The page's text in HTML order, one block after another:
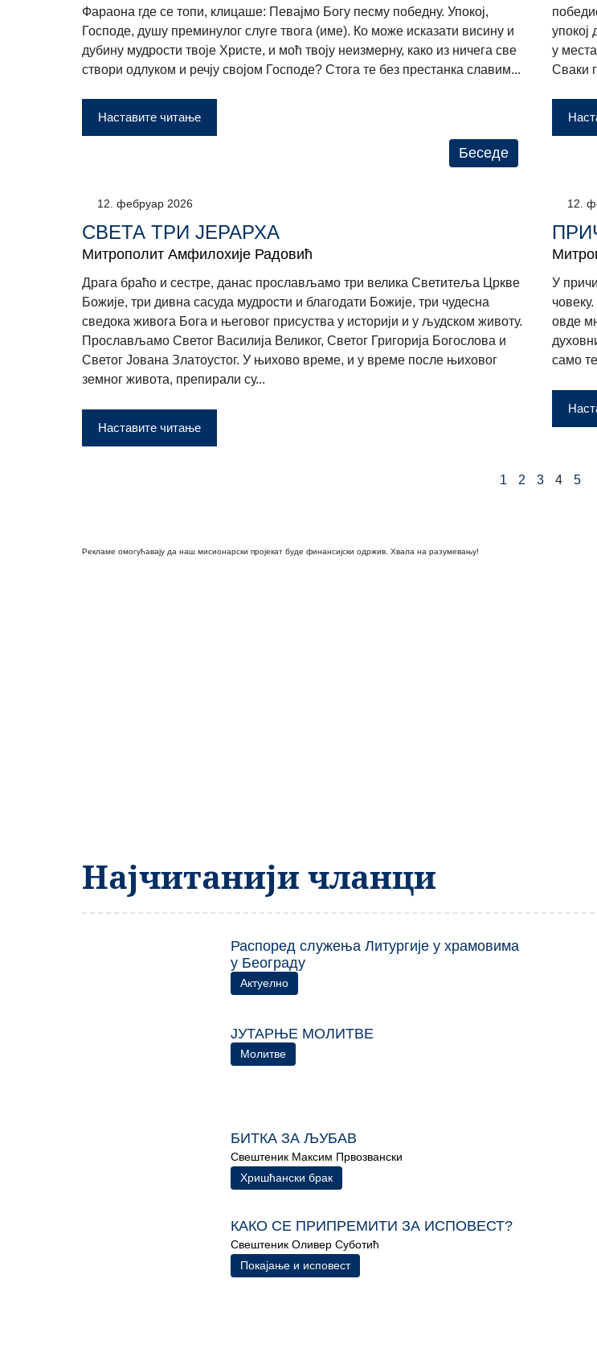
Фараона где се топи, клицаше: Певајмо Богу песму победну. Упокој,
Господе, душу преминулог слуге твога (име). Ко може исказати висину и
дубину мудрости твоје Христе, и моћ твоју неизмерну, како из ничега све
створи одлуком и речју својом Господе? Стога те без престанка славим...
Наставите читање
упокој
у
Сваки
Беседе
12. фебруар 2026
СВЕТА ТРИ ЈЕРАРХА
Митрополит Амфилохије Радовић
Драга браћо и сестре, данас прослављамо три велика Светитеља Цркве
Божије, три дивна сасуда мудрости и благодати Божије, три чудесна
сведока живога Бога и његовог присуства у историји и у људском животу.
Прослављамо Светог Василија Великог, Светог Григорија Богослова и
Светог Јована Златоустог. У њихово време, и у време после њиховог
земног живота, препирали су...
Наставите читање
12.
У
овде
само
1 2 3 4 5
Рекламе омогућавају да наш мисионарски пројекат буде финансијски одржив. Хвала на разумевању!
Најчитанији чланци
Распоред служења Литургије у храмовима
у Београду
Актуелно
ЈУТАРЊЕ МОЛИТВЕ
Молитве
БИТКА ЗА ЉУБАВ
Свештеник Максим Првозвански
Хришћански брак
КАКО СЕ ПРИПРЕМИТИ ЗА ИСПОВЕСТ?
Свештеник Оливер Суботић
Покајање и исповест